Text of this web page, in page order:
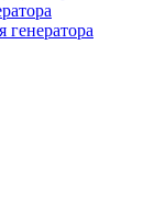
генератора